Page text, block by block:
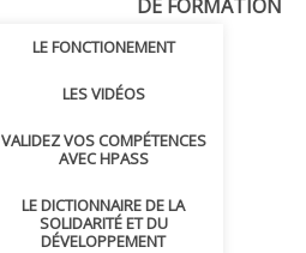
DE FORMATION
LE FONCTIONEMENT
LES VIDÉOS
VALIDEZ VOS COMPÉTENCES
AVEC HPASS
LE DICTIONNAIRE DE LA
SOLIDARITÉ ET DU
DÉVELOPPEMENT